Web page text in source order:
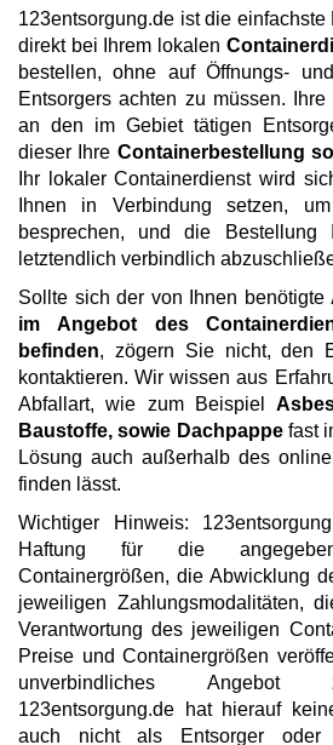
123entsorgung.de ist die
direkt bei Ihrem lokalen
bestellen, ohne auf Öffnungs-
Entsorgers achten zu müssen.
an den im Gebiet tätigen
dieser Ihre Containerbestellung
Ihr lokaler Containerdienst wird
Ihnen in Verbindung setzen,
besprechen, und die Bestellung
letztendlich verbindlich
Sollte sich der von Ihnen benötigte
im Angebot des
befinden, zögern Sie nicht, den
kontaktieren. Wir wissen aus
Abfallart, wie zum Beispiel
Baustoffe, sowie Dachpappefast
Lösung auch außerhalb des
finden lässt.
Wichtiger Hinweis:
Haftung für die
Containergrößen, die Abwicklung
jeweiligen Zahlungsmodalitäten,
Verantwortung des jeweiligen
Preise und Containergrößen
unverbindliches Angebot
123entsorgung.de hat hierauf
auch nicht als Entsorger oder